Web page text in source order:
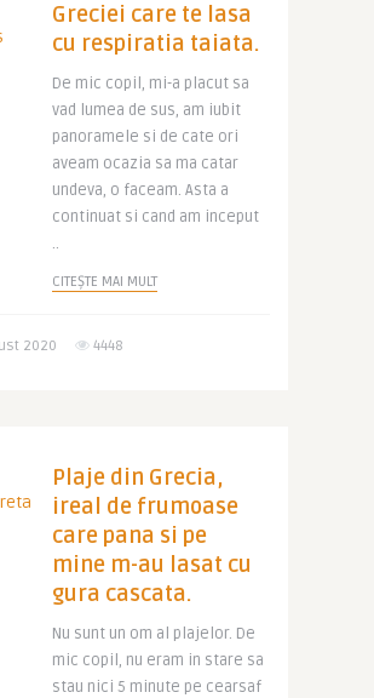
Greciei care te lasa
cu respiratia taiata.
De mic copil, mi-a placut sa
vad lumea de sus, am iubit
panoramele si de cate ori
aveam ocazia sa ma catar
undeva, o faceam. Asta a
continuat si cand am inceput
..
CITEȘTE MAI MULT
2020 4448
Plaje din Grecia,
ireal de frumoase
care pana si pe
mine m-au lasat cu
gura cascata.
Nu sunt un om al plajelor. De
mic copil, nu eram in stare sa
stau nici 5 minute pe cearsaf